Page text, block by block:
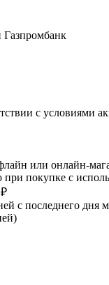
Газпромбанк
с условиями
или онлайн-
при покупке с
с последнего